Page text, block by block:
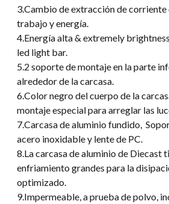
3.Cambio de extracción de corriente
trabajo y energía.
4.Energía alta & extremely
led light bar.
5.2 soporte de montaje en la parte
alrededor de la carcasa.
6.Color negro del cuerpo de la
montaje especial para arreglar las
7.Carcasa de aluminio fundido,
acero inoxidable y lente de PC.
8.La carcasa de aluminio de Diecast
enfriamiento grandes para la
optimizado.
9.Impermeable, a prueba de polvo,